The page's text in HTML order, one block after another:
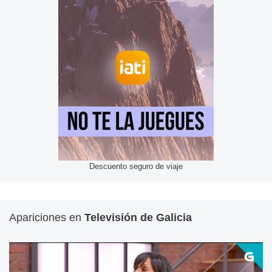
Descuento seguro de viaje
Apariciones en Televisión de Galicia